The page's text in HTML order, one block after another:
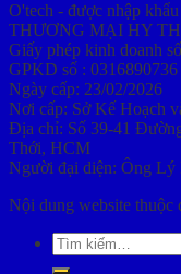
O'tech - được nhập
THƯƠNG MẠI HY
Giấy phép kinh doanh
GPKD số : 0316890736
Ngày cấp: 23/02/2026
Nơi cấp: Sở Kế Hoạch
Địa chỉ: Số 39-41
Thới, HCM
Người đại diện: Ông Lý
Nội dung website thuộc
Tìm
kiếm: